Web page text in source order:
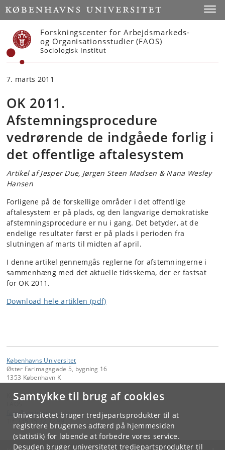
Samtykke til brug af cookies
Universitetet bruger tredjepartsprodukter til at
registrere brugernes adfærd på hjemmesiden
(statistik) for løbende at forbedre vores service.
Desuden bruger universitetet tredjepartsprodukter til
Start
Forskningscenter for Arbejdsmarkeds-
og Organisationsstudier (FAOS)
Sociologisk Institut
7. marts 2011
OK 2011.
Afstemningsprocedure
vedrørende de indgåede forlig i
det offentlige aftalesystem
Artikel af Jesper Due, Jørgen Steen Madsen & Nana Wesley
Hansen
Forligene på de forskellige områder i det offentlige
aftalesystem er på plads, og den langvarige demokratiske
afstemningsprocedure er nu i gang. Det betyder, at de
endelige resultater først er på plads i perioden fra
slutningen af marts til midten af april.
I denne artikel gennemgås reglerne for afstemningerne i
sammenhæng med det aktuelle tidsskema, der er fastsat
for OK 2011.
Download hele artiklen (pdf)
Københavns Universitet
Øster Farimagsgade 5, bygning 16
1353 København K
Kontakt:
faos@sociology.ku.dk